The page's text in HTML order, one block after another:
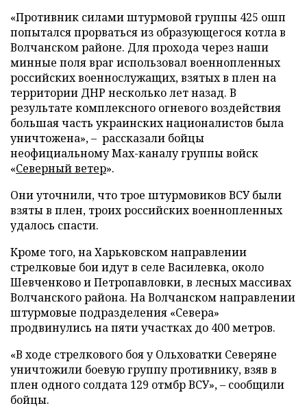
«Противник силами штурмовой группы 425 ошп
попытался прорваться из образующегося котла в
Волчанском районе. Для прохода через наши
минные поля враг использовал военнопленных
российских военнослужащих, взятых в плен на
территории ДНР несколько лет назад. В
результате комплексного огневого воздействия
большая часть украинских националистов была
уничтожена», – рассказали бойцы
неофициальному Max-каналу группы войск
«Северный ветер».
Они уточнили, что трое штурмовиков ВСУ были
взяты в плен, троих российских военнопленных
удалось спасти.
Кроме того, на Харьковском направлении
стрелковые бои идут в селе Василевка, около
Шевченково и Петропавловки, в лесных массивах
Волчанского района. На Волчанском направлении
штурмовые подразделения «Севера»
продвинулись на пяти участках до 400 метров.
«В ходе стрелкового боя у Ольховатки Северяне
уничтожили боевую группу противнику, взяв в
плен одного солдата 129 отмбр ВСУ», – сообщили
бойцы.